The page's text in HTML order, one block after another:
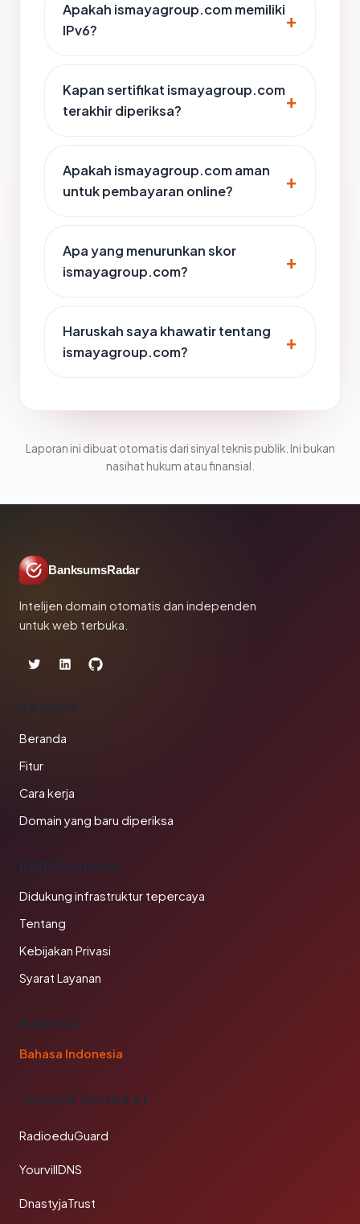
Apakah ismayagroup.com memiliki
IPv6?
Kapan sertifikat ismayagroup.com
terakhir diperiksa?
Apakah ismayagroup.com aman
untuk pembayaran online?
Apa yang menurunkan skor
ismayagroup.com?
Haruskah saya khawatir tentang
ismayagroup.com?
Laporan ini dibuat otomatis dari sinyal teknis publik. Ini bukan
nasihat hukum atau finansial.
BanksumsRadar
Intelijen domain otomatis dan independen
untuk web terbuka.
PRODUK
Beranda
Fitur
Cara kerja
Domain yang baru diperiksa
PERUSAHAAN
Didukung infrastruktur tepercaya
Tentang
Kebijakan Privasi
Syarat Layanan
BAHASA
Bahasa Indonesia
TAUTAN SAHABAT
RadioeduGuard
YourvillDNS
DnastyjaTrust